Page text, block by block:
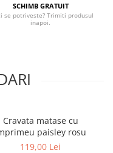
SCHIMB GRATUIT
se potriveste? Trimiti produsul
inapoi.
Cravata matase cu
paisley rosu
119,00 Lei